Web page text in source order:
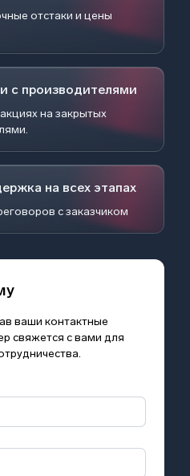
отстаки и цены
с производителями
на закрытых
на всех этапах
с заказчиком
ваши контактные
свяжется с вами для